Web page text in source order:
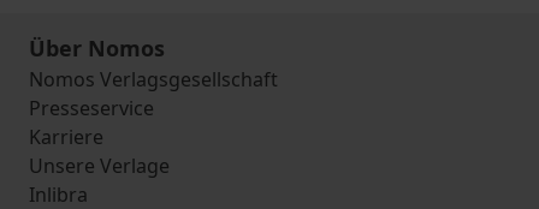
Über Nomos
Nomos Verlagsgesellschaft
Presseservice
Karriere
Unsere Verlage
Inlibra